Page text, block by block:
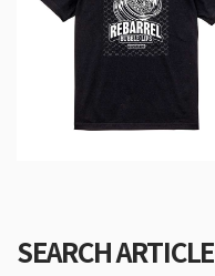
SEARCH ARTICLE